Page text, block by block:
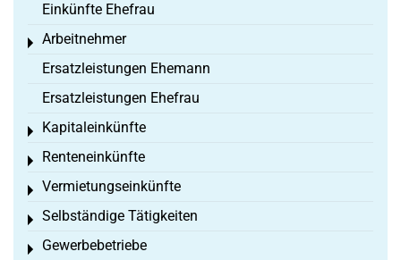
Einkünfte Ehefrau
Arbeitnehmer
Toggle menu
Ersatzleistungen Ehemann
Ersatzleistungen Ehefrau
Kapitaleinkünfte
Toggle menu
Renteneinkünfte
Toggle menu
Vermietungseinkünfte
Toggle menu
Selbständige Tätigkeiten
Toggle menu
Gewerbebetriebe
Toggle menu